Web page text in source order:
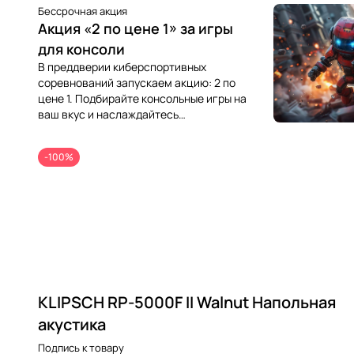
и
л
е
м
д
Бессрочная акция
Акция «2 по цене 1» за игры
для консоли
В преддверии киберспортивных
соревнований запускаем акцию: 2 по
цене 1. Подбирайте консольные игры на
ваш вкус и наслаждайтесь
-100%
KLIPSCH RP-5000F II Walnut Напольная
акустика
Подпись к товару